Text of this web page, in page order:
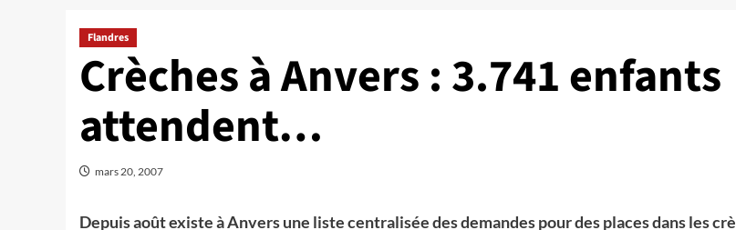
Flandres
Crèches à Anvers : 3.741 enfants
attendent…
mars 20, 2007
Depuis août existe à Anvers une liste centralisée des demandes pour des places dans les